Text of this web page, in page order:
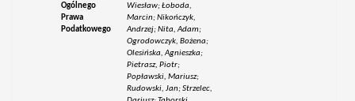
Ogólnego
Prawa
Podatkowego
Wiesław; Łoboda,
Marcin; Nikończyk,
Andrzej; Nita, Adam;
Ogrodowczyk, Bożena;
Olesińska, Agnieszka;
Pietrasz, Piotr;
Popławski, Mariusz;
Rudowski, Jan; Strzelec,